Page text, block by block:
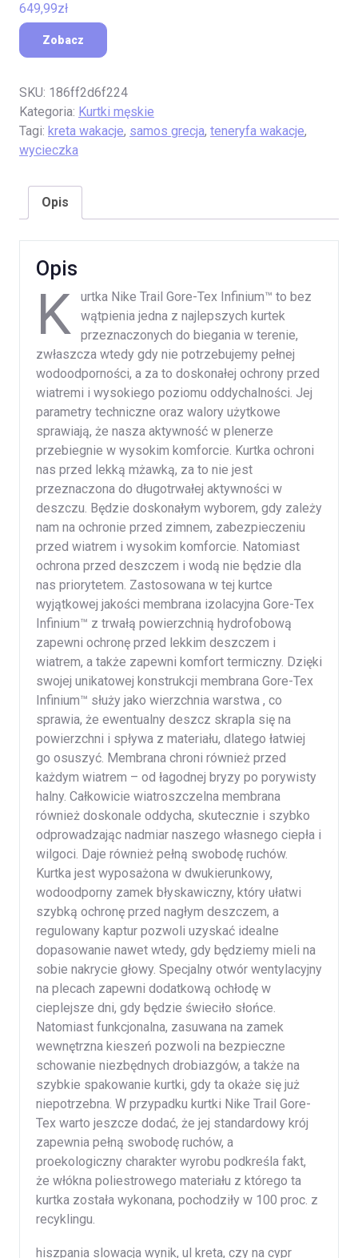
649,99zł
Zobacz
SKU: 186ff2d6f224
Kategoria: Kurtki męskie
Tagi: kreta wakacje, samos grecja, teneryfa wakacje,
wycieczka
Opis
Opis
K
urtka Nike Trail Gore-Tex Infinium™ to bez
wątpienia jedna z najlepszych kurtek
przeznaczonych do biegania w terenie,
zwłaszcza wtedy gdy nie potrzebujemy pełnej
wodoodporności, a za to doskonałej ochrony przed
wiatremi i wysokiego poziomu oddychalności. Jej
parametry techniczne oraz walory użytkowe
sprawiają, że nasza aktywność w plenerze
przebiegnie w wysokim komforcie. Kurtka ochroni
nas przed lekką mżawką, za to nie jest
przeznaczona do długotrwałej aktywności w
deszczu. Będzie doskonałym wyborem, gdy zależy
nam na ochronie przed zimnem, zabezpieczeniu
przed wiatrem i wysokim komforcie. Natomiast
ochrona przed deszczem i wodą nie będzie dla
nas priorytetem. Zastosowana w tej kurtce
wyjątkowej jakości membrana izolacyjna Gore-Tex
Infinium™ z trwałą powierzchnią hydrofobową
zapewni ochronę przed lekkim deszczem i
wiatrem, a także zapewni komfort termiczny. Dzięki
swojej unikatowej konstrukcji membrana Gore-Tex
Infinium™ służy jako wierzchnia warstwa , co
sprawia, że ewentualny deszcz skrapla się na
powierzchni i spływa z materiału, dlatego łatwiej
go osuszyć. Membrana chroni również przed
każdym wiatrem – od łagodnej bryzy po porywisty
halny. Całkowicie wiatroszczelna membrana
również doskonale oddycha, skutecznie i szybko
odprowadzając nadmiar naszego własnego ciepła i
wilgoci. Daje również pełną swobodę ruchów.
Kurtka jest wyposażona w dwukierunkowy,
wodoodporny zamek błyskawiczny, który ułatwi
szybką ochronę przed nagłym deszczem, a
regulowany kaptur pozwoli uzyskać idealne
dopasowanie nawet wtedy, gdy będziemy mieli na
sobie nakrycie głowy. Specjalny otwór wentylacyjny
na plecach zapewni dodatkową ochłodę w
cieplejsze dni, gdy będzie świeciło słońce.
Natomiast funkcjonalna, zasuwana na zamek
wewnętrzna kieszeń pozwoli na bezpieczne
schowanie niezbędnych drobiazgów, a także na
szybkie spakowanie kurtki, gdy ta okaże się już
niepotrzebna. W przypadku kurtki Nike Trail Gore-
Tex warto jeszcze dodać, że jej standardowy krój
zapewnia pełną swobodę ruchów, a
proekologiczny charakter wyrobu podkreśla fakt,
że włókna poliestrowego materiału z którego ta
kurtka została wykonana, pochodziły w 100 proc. z
recyklingu.
hiszpania slowacja wynik, ul kreta, czy na cypr